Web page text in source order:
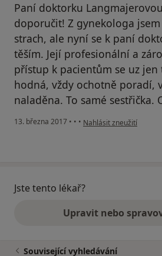
Paní doktorku
doporučit! Z gynekologa
strach, ale nyní se k paní
těším. Její profesionální a
přístup k pacientům se uz jen
hodná, vždy ochotně poradí,
naladěna. To samé sestřička.
13. března 2017 • • • podle názoru uživatele
Nahlásit zneužití
Jste tento lékař?
Upravit nebo
Související vyhledávání